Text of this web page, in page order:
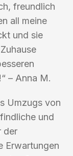
freundlich
all meine
und sie
– Anna M.
Umzugs von
und
der
Erwartungen